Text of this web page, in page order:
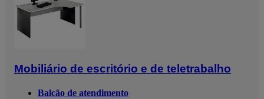
Mobiliário de escritório e de teletrabalho
Balcão de atendimento